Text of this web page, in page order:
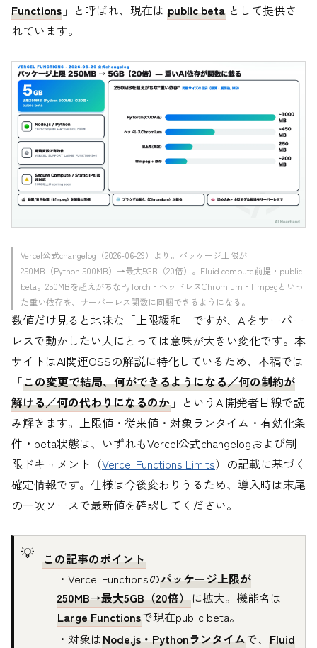
Functions 」と呼ばれ、現在は public beta として提供さ
れています。
Vercel公式changelog（2026-06-29）より。パッケージ上限が
250MB（Python 500MB）→最大5GB（20倍）。Fluid compute前提・public
beta。250MBを超えがちなPyTorch・ヘッドレスChromium・ffmpegといっ
た重い依存を、サーバーレス関数に同梱できるようになる。
数値だけ見ると地味な「上限緩和」ですが、AIをサーバー
レスで動かしたい人にとっては意味が大きい変化です。本
サイトはAI関連OSSの解説に特化しているため、本稿では
「この変更で結局、何ができるようになる／何の制約が
解ける／何の代わりになるのか 」というAI開発者目線で読
み解きます。上限値・従来値・対象ランタイム・有効化条
件・beta状態は、いずれもVercel公式changelogおよび制
限ドキュメント（Vercel Functions Limits）の記載に基づく
確定情報です。仕様は今後変わりうるため、導入時は末尾
の一次ソースで最新値を確認してください。
この記事のポイント
・Vercel Functionsのパッケージ上限が
250MB→最大5GB（20倍）に拡大。機能名は
Large Functionsで現在public beta。
・対象はNode.js・Pythonランタイムで、 Fluid